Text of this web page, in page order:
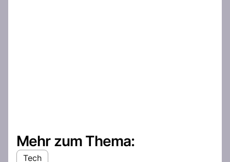
Mehr zum Thema:
Tech